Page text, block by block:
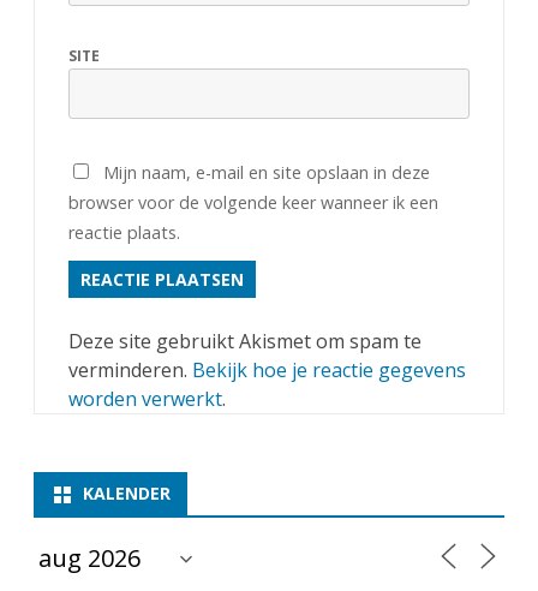
SITE
Mijn naam, e-mail en site opslaan in deze
browser voor de volgende keer wanneer ik een
reactie plaats.
Deze site gebruikt Akismet om spam te
verminderen. Bekijk hoe je reactie gegevens
worden verwerkt.
KALENDER